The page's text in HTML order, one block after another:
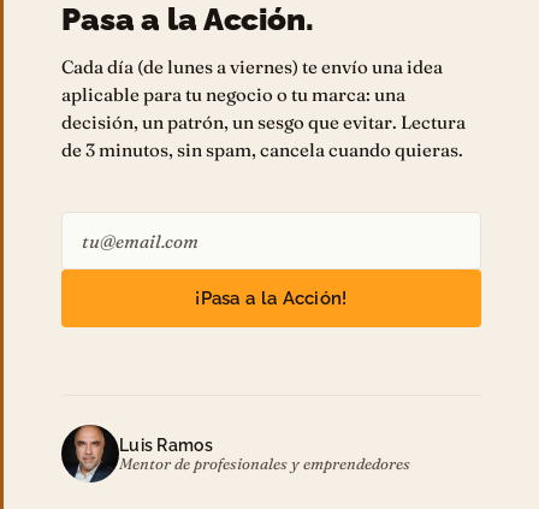
Pasa a la Acción.
Cada día (de lunes a viernes) te envío una idea
aplicable para tu negocio o tu marca: una
decisión, un patrón, un sesgo que evitar. Lectura
de 3 minutos, sin spam, cancela cuando quieras.
¡Pasa a la Acción!
Luis Ramos
Mentor de profesionales y emprendedores